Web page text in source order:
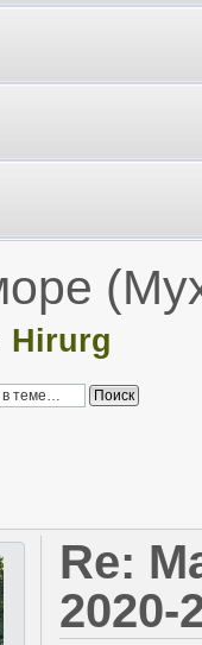
Hirurg
Re:
2020-